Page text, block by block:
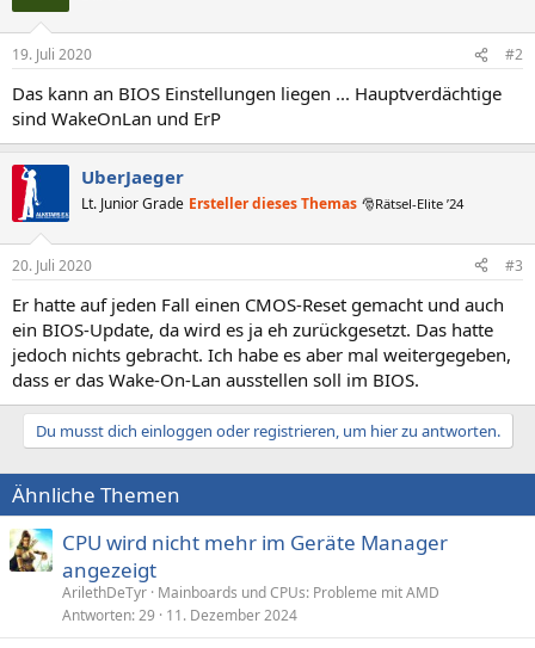
19. Juli 2020 #2
Das kann an BIOS Einstellungen liegen ... Hauptverdächtige
sind WakeOnLan und ErP
UberJaeger
Lt. Junior Grade Ersteller dieses Themas 🎅Rätsel-Elite ’24
20. Juli 2020 #3
Er hatte auf jeden Fall einen CMOS-Reset gemacht und auch
ein BIOS-Update, da wird es ja eh zurückgesetzt. Das hatte
jedoch nichts gebracht. Ich habe es aber mal weitergegeben,
dass er das Wake-On-Lan ausstellen soll im BIOS.
Du musst dich einloggen oder registrieren, um hier zu antworten.
Ähnliche Themen
CPU wird nicht mehr im Geräte Manager
angezeigt
ArilethDeTyr Mainboards und CPUs: Probleme mit AMD
Antworten 29 11. Dezember 2024